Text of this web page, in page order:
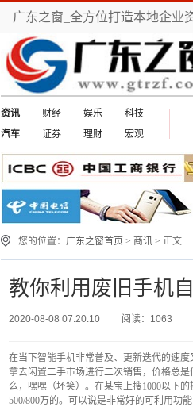
广东之窗_全方位打造本地企业
资讯 财经 娱乐
科技
汽车
证券 理财 宏观
您的位置： 广东之窗首页 > 商讯 > 正文
教你利用废旧手机
2020-08-08 07:20:10 阅读：1063
在当下智能手机非常普及、更新迭代的速
拿去闲置二手市场进行二次销售，价格总
么，嘿嘿（坏笑）。在某宝上搜1000以下
500/800万的。可以说是非常好的可利用功能